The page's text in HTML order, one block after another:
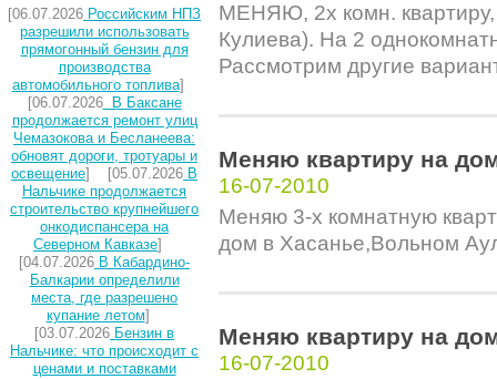
[06.07.2026 Российским НПЗ
разрешили использовать
прямогонный бензин для
производства
автомобильного топлива]
[06.07.2026В Баксане
продолжается ремонт улиц
Чемазокова и Бесланеева:
обновят дороги, тротуары и
освещение] [05.07.2026 В
Нальчике продолжается
строительство крупнейшего
онкодиспансера на
Северном Кавказе]
[04.07.2026 В Кабардино-
Балкарии определили
места, где разрешено
купание летом]
[03.07.2026 Бензин в
Нальчике: что происходит с
ценами и поставками
МЕНЯЮ, 2х комн. квартиру,
Кулиева). На 2
Рассмотрим другие
Меняю квартиру на
16-07-2010
Меняю 3-х комнатную
дом в Хасанье,Вольном
Меняю квартиру на
16-07-2010